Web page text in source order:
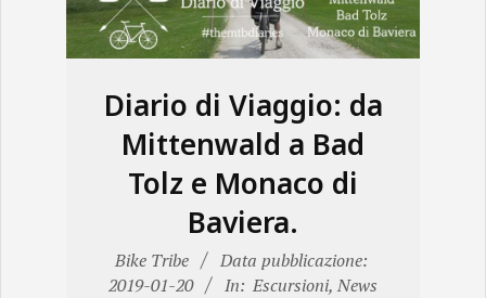
Diario di Viaggio: da
Mittenwald a Bad
Tolz e Monaco di
Baviera.
2019-
01-
Bike Tribe
Data pubblicazione:
2019-01-20
In: Escursioni, News